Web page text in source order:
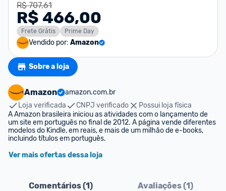
R$ 707,61
R$ 466,00
Frete Grátis Prime Day
Vendido por: Amazon
Sobre a loja
Amazon
amazon.com.br
Loja verificada
CNPJ verificado
Possui loja física
A Amazon brasileira iniciou as atividades com o lançamento de
um site em português no final de 2012. A página vende diferentes
modelos do Kindle, em reais, e mais de um milhão de e-books,
incluindo títulos em português.
Ver mais ofertas dessa loja
Comentários (1) Avaliações (1)